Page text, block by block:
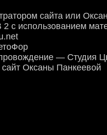
сайта или
2 с использованием
— Студия
Оксаны Панкеевой